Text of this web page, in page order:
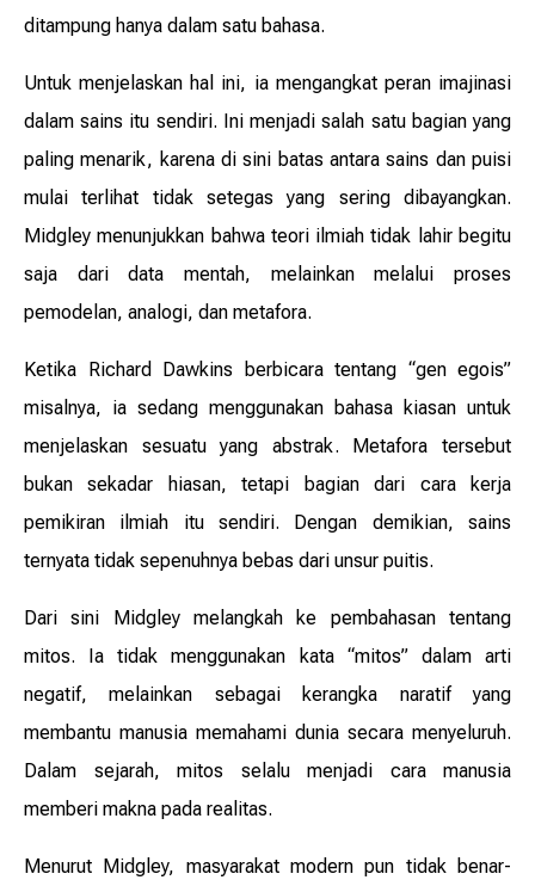
ditampung hanya dalam satu bahasa.
Untuk menjelaskan hal ini, ia mengangkat peran imajinasi
dalam sains itu sendiri. Ini menjadi salah satu bagian yang
paling menarik, karena di sini batas antara sains dan puisi
mulai terlihat tidak setegas yang sering dibayangkan.
Midgley menunjukkan bahwa teori ilmiah tidak lahir begitu
saja dari data mentah, melainkan melalui proses
pemodelan, analogi, dan metafora.
Ketika Richard Dawkins berbicara tentang “gen egois”
misalnya, ia sedang menggunakan bahasa kiasan untuk
menjelaskan sesuatu yang abstrak. Metafora tersebut
bukan sekadar hiasan, tetapi bagian dari cara kerja
pemikiran ilmiah itu sendiri. Dengan demikian, sains
ternyata tidak sepenuhnya bebas dari unsur puitis.
Dari sini Midgley melangkah ke pembahasan tentang
mitos. Ia tidak menggunakan kata “mitos” dalam arti
negatif, melainkan sebagai kerangka naratif yang
membantu manusia memahami dunia secara menyeluruh.
Dalam sejarah, mitos selalu menjadi cara manusia
memberi makna pada realitas.
Menurut Midgley, masyarakat modern pun tidak benar-